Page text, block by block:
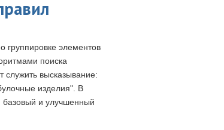
элементов
поиска
высказывание:
изделия". В
базовый и улучшенный